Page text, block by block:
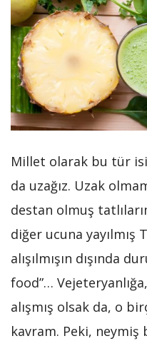
Millet olarak bu tür
da uzağız. Uzak
destan olmuş
diğer ucuna
alışılmışın dışında
food”…
alışmış olsak da, o
kavram. Peki, neymiş